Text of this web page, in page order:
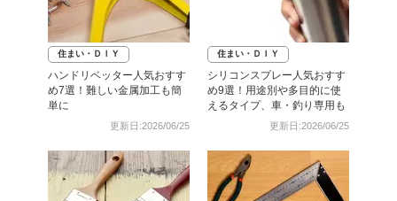
住まい・ＤＩＹ
ハンドリベッター人気おすす
め7選！難しい金属加工も簡
単に
更新日:2026/06/25
住まい・ＤＩＹ
シリコンスプレー人気おすす
め9選！用途別や多目的に使
えるタイプ、車・釣り専用も
更新日:2026/06/25